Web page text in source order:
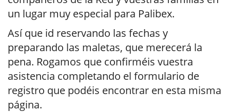
un lugar muy especial para Palibex.
Así que id reservando las fechas y
preparando las maletas, que merecerá la
pena. Rogamos que confirméis vuestra
asistencia completando el formulario de
registro que podéis encontrar en esta misma
página.